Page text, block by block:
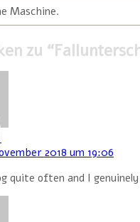
Maschine.
zu “
2018 um 19:06
quite often and I